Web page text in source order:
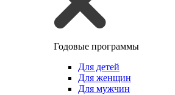
Годовые программы
Для детей
Для женщин
Для мужчин